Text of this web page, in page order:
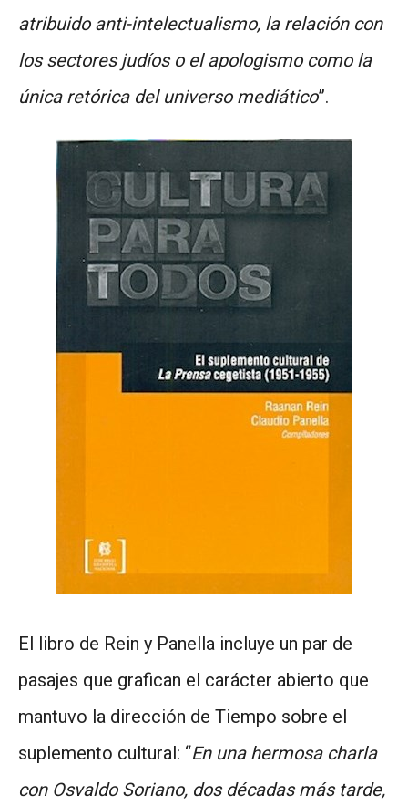
atribuido anti-intelectualismo, la relación con
los sectores judíos o el apologismo como la
única retórica del universo mediático”.
El libro de Rein y Panella incluye un par de
pasajes que grafican el carácter abierto que
mantuvo la dirección de Tiempo sobre el
suplemento cultural: “En una hermosa charla
con Osvaldo Soriano, dos décadas más tarde,